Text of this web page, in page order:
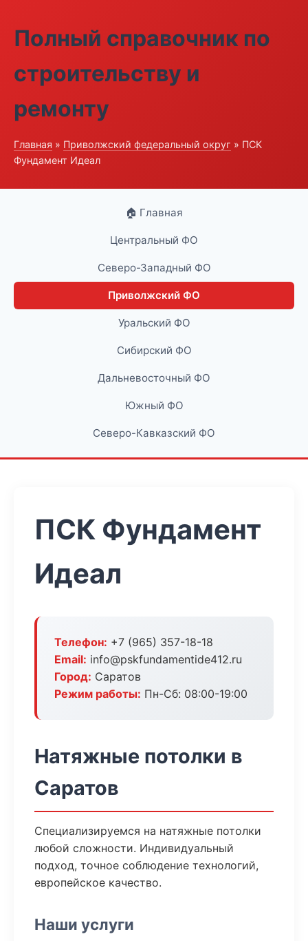
Полный справочник по
строительству и
ремонту
Главная » Приволжский федеральный округ » ПСК
Фундамент Идеал
🏠 Главная
Центральный ФО
Северо-Западный ФО
Приволжский ФО
Уральский ФО
Сибирский ФО
Дальневосточный ФО
Южный ФО
Северо-Кавказский ФО
ПСК Фундамент
Идеал
Телефон: +7 (965) 357-18-18
Email: info@pskfundamentide412.ru
Город: Саратов
Режим работы: Пн-Сб: 08:00-19:00
Натяжные потолки в
Саратов
Специализируемся на натяжные потолки
любой сложности. Индивидуальный
подход, точное соблюдение технологий,
европейское качество.
Наши услуги